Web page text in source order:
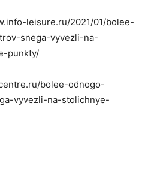
leisure.ru/2021/01/bolee-
snega-vyvezli-na-
punkty/
bolee-odnogo-
vyvezli-na-stolichnye-